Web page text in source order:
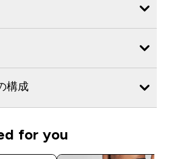
構成
for you